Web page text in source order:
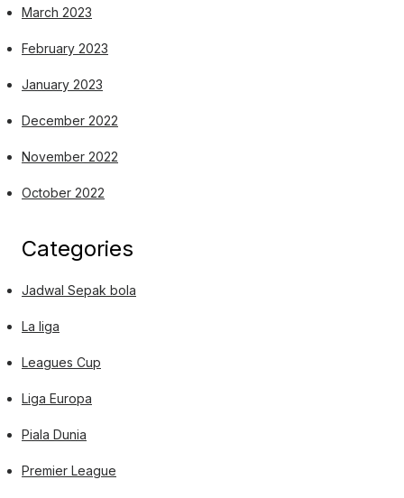
March 2023
February 2023
January 2023
December 2022
November 2022
October 2022
Categories
Jadwal Sepak bola
La liga
Leagues Cup
Liga Europa
Piala Dunia
Premier League